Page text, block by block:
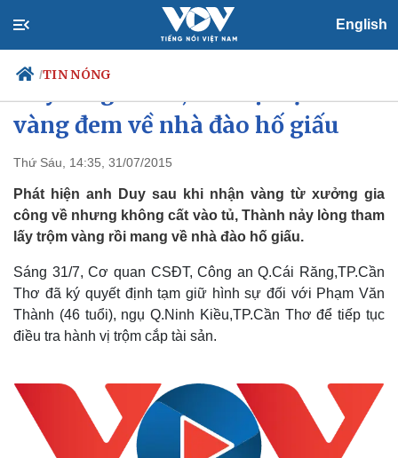
English
/TIN NÓNG
Chính trị
Đảng
Tổ chức nhân sự
Quốc hội
Nhận diện sự thật
Tin 24h
Dự báo thời tiết
Giáo dục
Dấu ấn VOV
Việc làm
Biển đảo
vàng đem về nhà đào hố giấu
Thứ Sáu, 14:35, 31/07/2015
Phát hiện anh Duy sau khi nhận vàng từ xưởng gia
công về nhưng không cất vào tủ, Thành nảy lòng tham
lấy trộm vàng rồi mang về nhà đào hố giấu.
Sáng 31/7, Cơ quan CSĐT, Công an Q.Cái Răng,TP.Cần
Thơ đã ký quyết định tạm giữ hình sự đối với Phạm Văn
Thành (46 tuổi), ngụ Q.Ninh Kiều,TP.Cần Thơ để tiếp tục
điều tra hành vị trộm cắp tài sản.